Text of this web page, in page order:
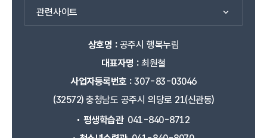
관련사이트
상호명 :공주시 행복누림
대표자명 :최원철
사업자등록번호 :307-83-03046
(32572) 충청남도 공주시 의당로 21(신관동)
평생학습관 041-840-8712